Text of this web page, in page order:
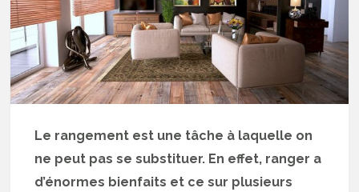
Le rangement est une tâche à laquelle on
ne peut pas se substituer. En effet, ranger a
d’énormes bienfaits et ce sur plusieurs